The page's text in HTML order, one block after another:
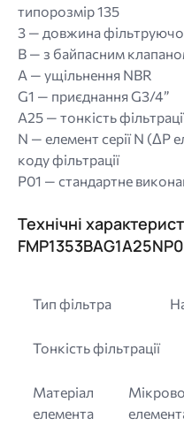
типорозмір 135
3 — довжина
B — з байпасним
A — ущільнення NBR
G1 — приєднання G3/4”
A25 — тонкість
N — елемент серії N (ΔP
коду фільтрації
P01 — стандартне
Технічні
Тип фільтра
Тонкість фільтрації
Матеріал
елемента